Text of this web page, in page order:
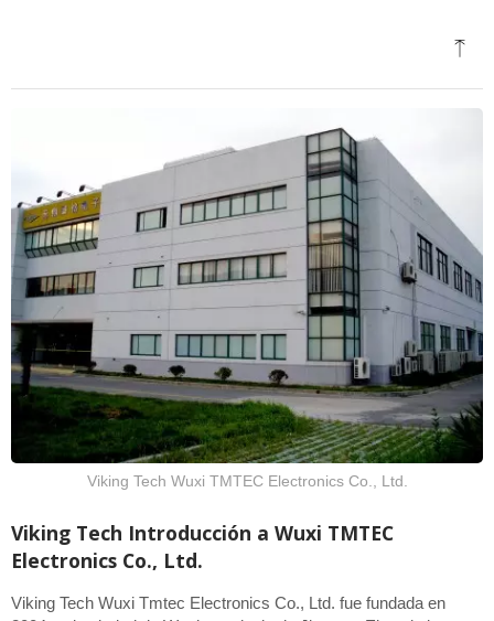
Viking Tech Wuxi TMTEC Electronics Co., Ltd.
Viking Tech Introducción a Wuxi TMTEC
Electronics Co., Ltd.
Viking Tech Wuxi Tmtec Electronics Co., Ltd. fue fundada en